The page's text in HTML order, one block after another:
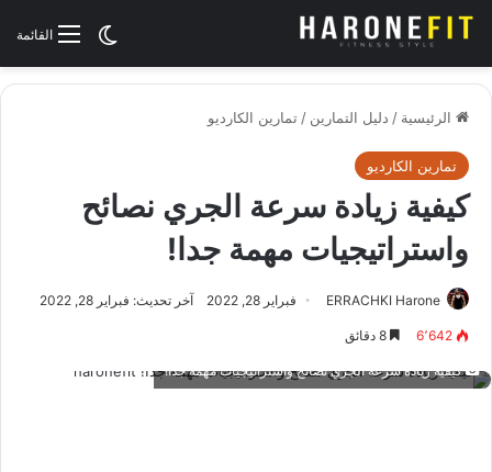
القائمةالوضع
الرئيسية / دليل التمارين / تمارين الكارديو
تمارين الكارديو
كيفية زيادة سرعة الجري نصائح
واستراتيجيات مهمة جدا!
ERRACHKI Harone فبراير 28, 2022 آخر تحديث: فبراير 28, 2022
6٬642
كيفية زيادة سرعة الجري نصائح واستراتيجيات مهمة جدا!